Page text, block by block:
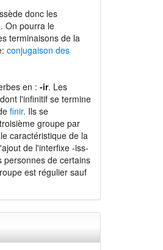
donc les
On pourra le
terminaisons de la
conjugaison des
en : -ir. Les
l'infinitif se termine
finir. Ils se
groupe par
caractéristique de la
de l'interfixe -iss-
personnes de certains
est régulier sauf